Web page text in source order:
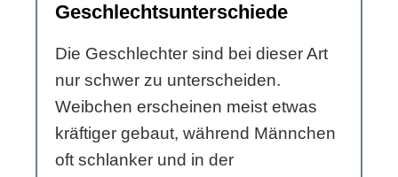
Geschlechtsunterschiede
Die Geschlechter sind bei dieser Art
nur schwer zu unterscheiden.
Weibchen erscheinen meist etwas
kräftiger gebaut, während Männchen
oft schlanker und in der